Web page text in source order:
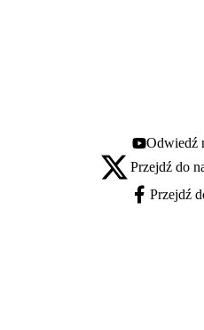
Youtube -
Odwiedź
X - otwiera się w nowej
Przejdź do
Facebook -
Przejdź